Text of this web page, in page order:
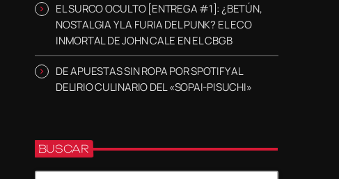
EL SURCO OCULTO [ENTREGA #1]: ¿BETÚN,
NOSTALGIA Y LA FURIA DEL PUNK? EL ECO
INMORTAL DE JOHN CALE EN EL CBGB
DE APUESTAS SIN ROPA POR SPOTIFY AL
DELIRIO CULINARIO DEL «SOPAI-PISUCHI»
BUSCAR